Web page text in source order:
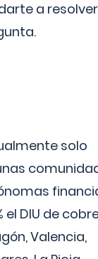
a
solo
el DIU de
Valencia,